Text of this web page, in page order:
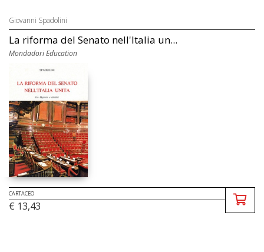
Giovanni Spadolini
La riforma del Senato nell'Italia un...
Mondadori Education
CARTACEO
€ 13,43